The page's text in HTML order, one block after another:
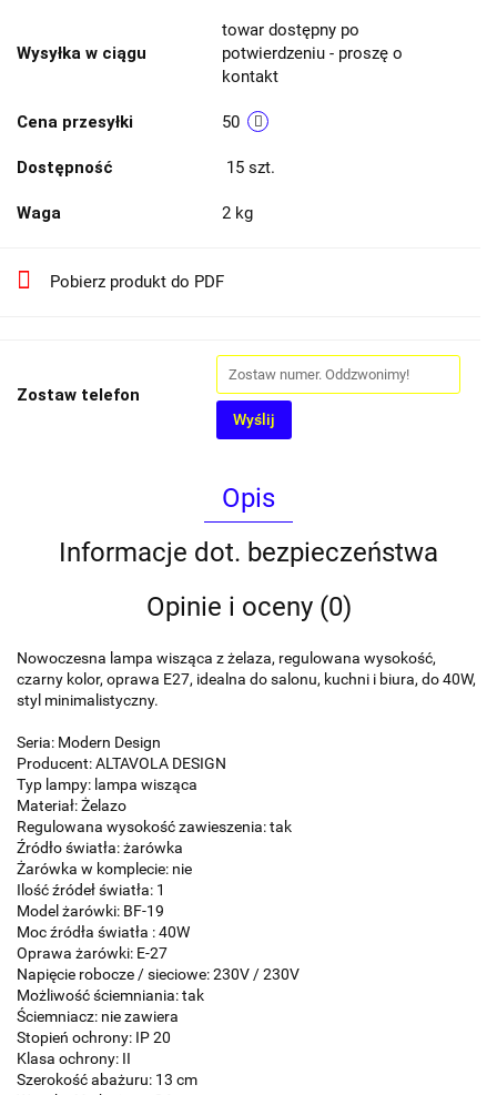
Wysyłka w ciągu
towar dostępny po
potwierdzeniu - proszę o
kontakt
Cena przesyłki 50
Dostępność 15 szt.
Waga 2 kg
Pobierz produkt do PDF
Zostaw telefon
Wyślij
Opis
Informacje dot. bezpieczeństwa
Opinie i oceny (0)
Nowoczesna lampa wisząca z żelaza, regulowana wysokość,
czarny kolor, oprawa E27, idealna do salonu, kuchni i biura, do 40W,
styl minimalistyczny.
Seria: Modern Design
Producent: ALTAVOLA DESIGN
Typ lampy: lampa wisząca
Materiał: Żelazo
Regulowana wysokość zawieszenia: tak
Źródło światła: żarówka
Żarówka w komplecie: nie
Ilość źródeł światła: 1
Model żarówki: BF-19
Moc źródła światła : 40W
Oprawa żarówki: E-27
Napięcie robocze / sieciowe: 230V / 230V
Możliwość ściemniania: tak
Ściemniacz: nie zawiera
Stopień ochrony: IP 20
Klasa ochrony: II
Szerokość abażuru: 13 cm